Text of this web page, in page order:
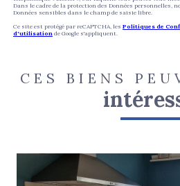
Dans le cadre de la protection des Données personnelles,
Données sensibles dans le champ de saisie libre.
Ce site est protégé par reCAPTCHA, les Politiques de
d'utilisation de Google s'appliquent.
CES BIENS